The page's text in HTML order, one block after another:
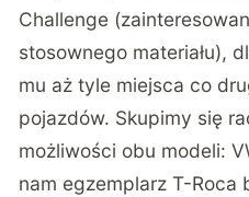
Challenge (
stosownego materiału),
mu aż tyle miejsca co
pojazdów. Skupimy się
możliwości obu modeli:
nam egzemplarz T-Roca